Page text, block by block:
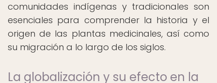
comunidades indígenas y tradicionales son
esenciales para comprender la historia y el
origen de las plantas medicinales, así como
su migración a lo largo de los siglos.
La globalización y su efecto en la